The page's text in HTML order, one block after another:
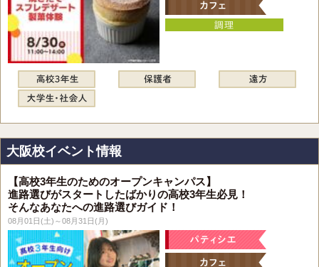
大阪校イベント情報
【高校3年生のためのオープンキャンパス】
進路選びがスタートしたばかりの高校3年生必見！
そんなあなたへの進路選びガイド！
08月01日(土)～08月31日(月)